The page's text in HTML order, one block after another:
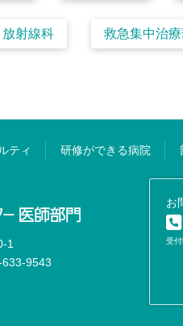
放射線科 救急集中治療
ティ 研修ができる病院
1
9543
お
受